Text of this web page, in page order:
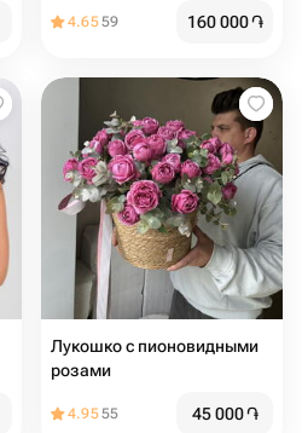
4.6559 160 000֏
Лукошко с пионовидными
розами
4.9555 45 000֏